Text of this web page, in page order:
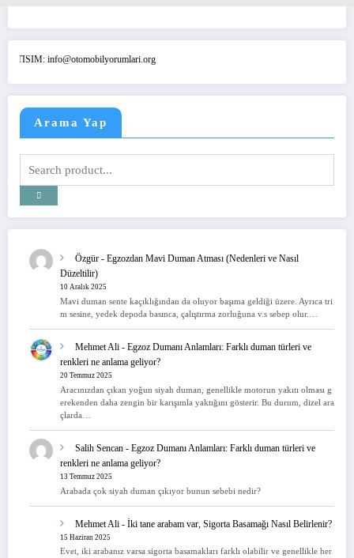
info@otomobilyorumlari.org
Arama Yap
Özgür - Egzozdan Mavi Duman Atması (Nedenleri ve Nasıl
Düzeltilir)
10 Aralık 2025
Mavi duman sente kaçıklığından da oluyor başıma geldiği üzere. Ayrıca tri
m sesine, yedek depoda basınca, çalıştırma zorluğuna v.s sebep olur.…
Mehmet Ali - Egzoz Dumanı Anlamları: Farklı duman türleri ve
renkleri ne anlama geliyor?
20 Temmuz 2025
Aracınızdan çıkan yoğun siyah duman, genellikle motorun yakıtı olması g
erekenden daha zengin bir karışımla yaktığını gösterir. Bu durum, dizel ara
çlarda…
Salih Sencan - Egzoz Dumanı Anlamları: Farklı duman türleri ve
renkleri ne anlama geliyor?
13 Temmuz 2025
Arabada çok siyah duman çıkıyor bunun sebebi nedir?
Mehmet Ali - İki tane arabam var, Sigorta Basamağı Nasıl Belirlenir?
15 Haziran 2025
Evet, iki arabanız varsa sigorta basamakları farklı olabilir ve genellikle her